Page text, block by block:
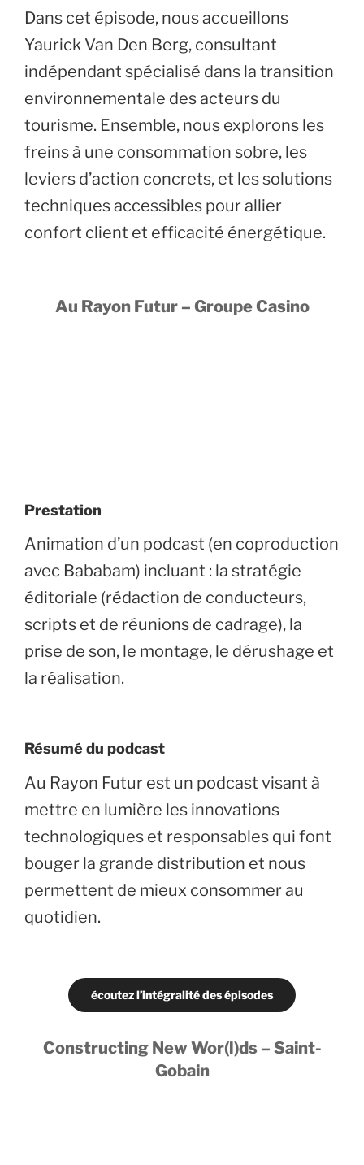
Dans cet épisode, nous accueillons
Yaurick Van Den Berg, consultant
indépendant spécialisé dans la transition
environnementale des acteurs du
tourisme. Ensemble, nous explorons les
freins à une consommation sobre, les
leviers d’action concrets, et les solutions
techniques accessibles pour allier
confort client et efficacité énergétique.
Au Rayon Futur – Groupe Casino
Prestation
Animation d’un podcast (en coproduction
avec Bababam) incluant : la stratégie
éditoriale (rédaction de conducteurs,
scripts et de réunions de cadrage), la
prise de son, le montage, le dérushage et
la réalisation.
Résumé du podcast
Au Rayon Futur est un podcast visant à
mettre en lumière les innovations
technologiques et responsables qui font
bouger la grande distribution et nous
permettent de mieux consommer au
quotidien.
écoutez l’intégralité des épisodes
Constructing New Wor(l)ds – Saint-
Gobain